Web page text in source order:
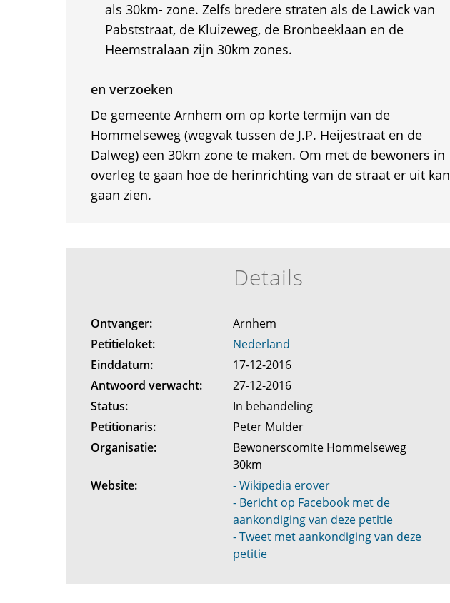
als 30km- zone. Zelfs bredere straten als de Lawick van
Pabststraat, de Kluizeweg, de Bronbeeklaan en de
Heemstralaan zijn 30km zones.
en verzoeken
De gemeente Arnhem om op korte termijn van de
Hommelseweg (wegvak tussen de J.P. Heijestraat en de
Dalweg) een 30km zone te maken. Om met de bewoners in
overleg te gaan hoe de herinrichting van de straat er uit kan
gaan zien.
Details
Ontvanger:
Arnhem
Petitieloket:
Nederland
Einddatum:
17-12-2016
Antwoord verwacht:
27-12-2016
Status:
In behandeling
Petitionaris:
Peter Mulder
Organisatie:
Bewonerscomite Hommelseweg
30km
Website:
- Wikipedia erover
- Bericht op Facebook met de
aankondiging van deze petitie
- Tweet met aankondiging van deze
petitie